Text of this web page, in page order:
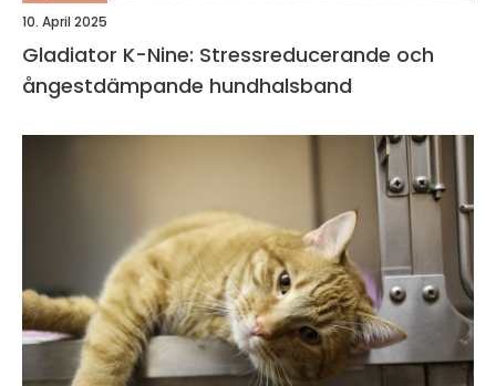
10. April 2025
Gladiator K-Nine: Stressreducerande och
ångestdämpande hundhalsband